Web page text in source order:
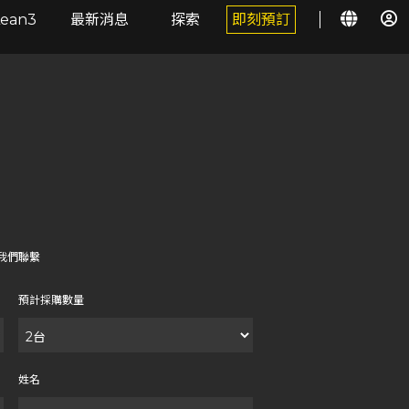
最新消息 探索 即刻預訂
們聯繫
預計採購數量
姓名